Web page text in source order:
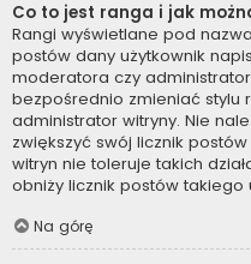
Co to jest ranga i jak
Rangi wyświetlane pod
postów dany użytkownik
moderatora czy
bezpośrednio zmieniać stylu
administrator witryny. Nie
zwiększyć swój licznik
witryn nie toleruje takich
obniży licznik postów takiego
Na górę